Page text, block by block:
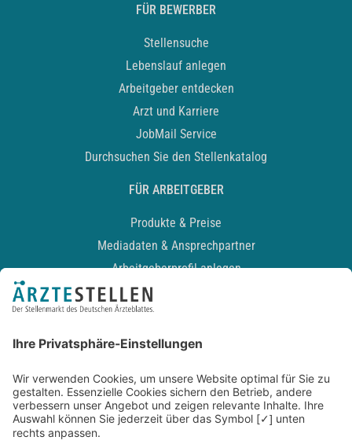
FÜR BEWERBER
Stellensuche
Lebenslauf anlegen
Arbeitgeber entdecken
Arzt und Karriere
JobMail Service
Durchsuchen Sie den Stellenkatalog
FÜR ARBEITGEBER
Produkte & Preise
Mediadaten & Ansprechpartner
Arbeitgeberprofil anlegen
Recruiting-Podcast
Kontakt
Datenschutz
Newsletter